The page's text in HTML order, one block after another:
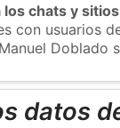
los chats y
con usuarios
Doblado
datos